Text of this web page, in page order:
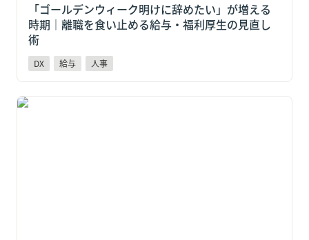
「ゴールデンウィーク明けに辞めたい」が増える
時期｜離職を食い止める給与・福利厚生の見直し
術
DX 給与 人事
2020年開始のスポットワーク内製化「ローソンマッチ